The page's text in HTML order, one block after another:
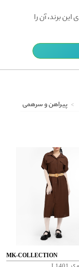
برند، آن را
پیراهن و سرهمی
MK-COLLECTION